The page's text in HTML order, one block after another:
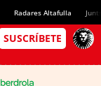
Radares Altafulla